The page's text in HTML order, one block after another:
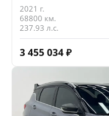
2021 г.
68800 км.
237.93 л.с.
3 455 034 ₽